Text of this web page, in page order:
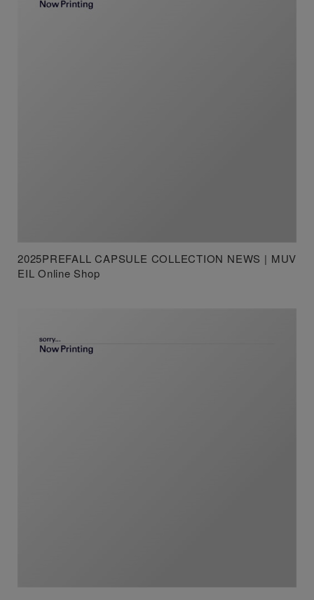
2025PREFALL CAPSULE COLLECTION NEWS | MUV
EIL Online Shop